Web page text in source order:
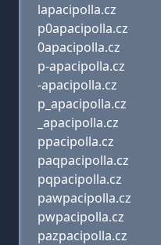
lapacipolla.cz
p0apacipolla.cz
0apacipolla.cz
p-apacipolla.cz
-apacipolla.cz
p_apacipolla.cz
_apacipolla.cz
ppacipolla.cz
paqpacipolla.cz
pqpacipolla.cz
pawpacipolla.cz
pwpacipolla.cz
pazpacipolla.cz